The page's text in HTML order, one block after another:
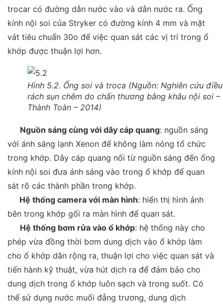
trocar có đường dẫn nước vào và dẫn nước ra. Ống
kính nội soi của Stryker có đường kính 4 mm và mặt
vát tiêu chuẩn 30o để việc quan sát các vị trí trong ổ
khớp được thuận lợi hơn.
Hình 5.2. Ống soi và troca (Nguồn: Nghiên cứu
rách sụn chêm do chấn thương bằng khâu nội soi –
Thành Toàn – 2014)
Nguồn sáng cùng với dây cáp quang: nguồn sáng
với ánh sáng lạnh Xenon để không làm nóng tổ chức
trong khớp. Dây cáp quang nối từ nguồn sáng đến ống
kính nội soi đưa ánh sáng vào trong ổ khớp để quan
sát rõ các thành phần trong khớp.
Hệ thống camera với màn hình: hiển thị hình ảnh
bên trong khớp gối ra màn hình để quan sát.
Hệ thống bơm rửa vào ổ khớp: hệ thống này cho
phép vừa đồng thời bơm dung dịch vào ổ khớp làm
cho ổ khớp dãn rộng ra, thuận lợi cho việc quan sát và
tiến hành kỹ thuật, vừa hút dịch ra để đảm bảo cho
dung dịch trong ổ khớp luôn sạch và trong suốt. Có
thể sử dụng nước muối đẳng trương, dung dịch